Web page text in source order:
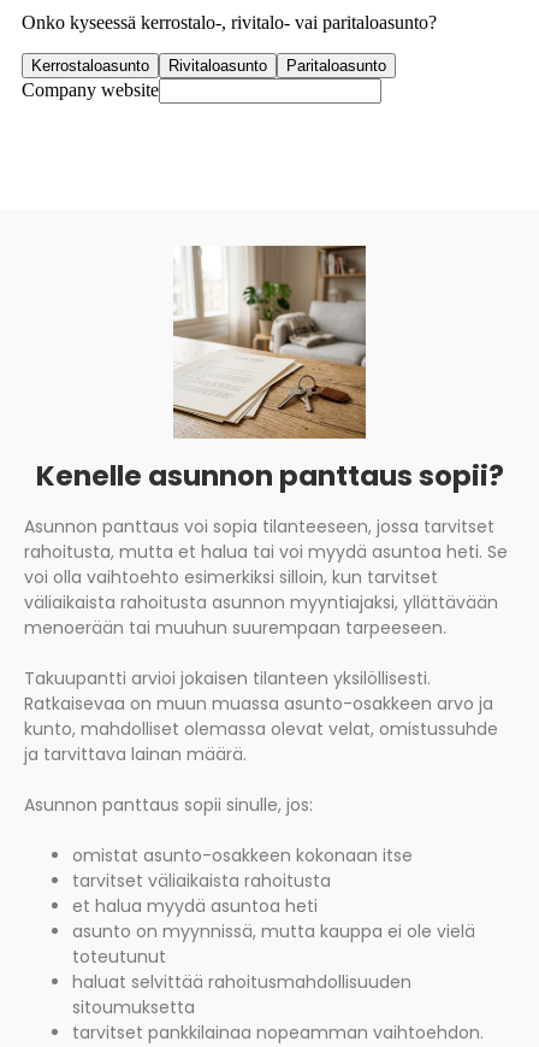
Kenelle asunnon panttaus sopii?
Asunnon panttaus voi sopia tilanteeseen, jossa tarvitset
rahoitusta, mutta et halua tai voi myydä asuntoa heti. Se
voi olla vaihtoehto esimerkiksi silloin, kun tarvitset
väliaikaista rahoitusta asunnon myyntiajaksi, yllättävään
menoerään tai muuhun suurempaan tarpeeseen.
Takuupantti arvioi jokaisen tilanteen yksilöllisesti.
Ratkaisevaa on muun muassa asunto-osakkeen arvo ja
kunto, mahdolliset olemassa olevat velat, omistussuhde
ja tarvittava lainan määrä.
Asunnon panttaus sopii sinulle, jos:
omistat asunto-osakkeen kokonaan itse
tarvitset väliaikaista rahoitusta
et halua myydä asuntoa heti
asunto on myynnissä, mutta kauppa ei ole vielä
toteutunut
haluat selvittää rahoitusmahdollisuuden
sitoumuksetta
tarvitset pankkilainaa nopeamman vaihtoehdon.